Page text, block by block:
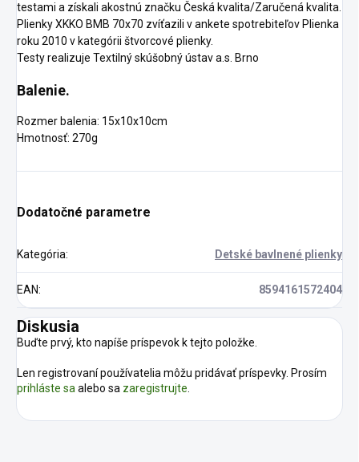
testami a získali akostnú značku Česká kvalita/Zaručená kvalita.
Plienky XKKO BMB 70x70 zvíťazili v ankete spotrebiteľov Plienka
roku 2010 v kategórii štvorcové plienky.
Testy realizuje Textilný skúšobný ústav a.s. Brno
Balenie.
Rozmer balenia: 15x10x10cm
Hmotnosť: 270g
Dodatočné parametre
Kategória: Detské bavlnené plienky
EAN: 8594161572404
Diskusia
Buďte prvý, kto napíše príspevok k tejto položke.
Len registrovaní používatelia môžu pridávať príspevky. Prosím
prihláste saalebo sa zaregistrujte.